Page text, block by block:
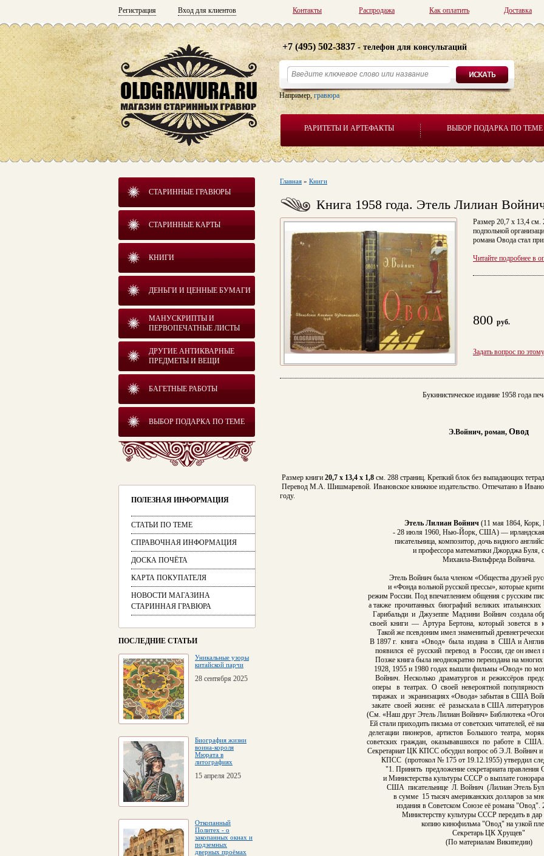
Регистрация Вход для клиентов Доставка
Как оплатить
Распродажа
Контакты
РАРИТЕТЫ И АРТЕФАКТЫ ВЫБОР ПОДАРКА ПО ТЕМЕ
+7 (495) 502-3837- телефон для консультаций
Например, гравюра
СТАРИННЫЕ ГРАВЮРЫ
СТАРИННЫЕ КАРТЫ
КНИГИ
ДЕНЬГИ И ЦЕННЫЕ БУМАГИ
МАНУСКРИПТЫ И
ПЕРВОПЕЧАТНЫЕ ЛИСТЫ
ДРУГИЕ АНТИКВАРНЫЕ
ПРЕДМЕТЫ И ВЕЩИ
БАГЕТНЫЕ РАБОТЫ
ВЫБОР ПОДАРКА ПО ТЕМЕ
ПОЛЕЗНАЯ ИНФОРМАЦИЯ
СТАТЬИ ПО ТЕМЕ
СПРАВОЧНАЯ ИНФОРМАЦИЯ
ДОСКА ПОЧЁТА
КАРТА ПОКУПАТЕЛЯ
НОВОСТИ МАГАЗИНА
СТАРИННАЯ ГРАВЮРА
ПОСЛЕДНИЕ СТАТЬИ
Уникальные узоры
китайской парчи
28 сентября 2025
Биография жизни
воина-короля
Мюрата в
литографиях
15 апреля 2025
Откопанный
Политех - о
закопанных окнах и
подземных
дверных проёмах
Главная » Книги
Книга 1958 года. Этель Лилиан
Размер 20,7 х 13,4 см.
подпольной
романа Овода стал
Читайте подробнее в
800 руб.
Задать вопрос по
Букинистическое издание 1958 года
Э.Войнич, роман, Овод
Размер книги 20,7 х 13,4 х 1,8 см. 288 страниц. Крепкий блок без выпадающих
Перевод М.А. Шишмаревой. Ивановское книжное издательство. Отпечатано в
году.
Этель Лилиан Войнич (11 мая 1864, Корк,
- 28 июля 1960, Нью-Йорк, США) — ирландская
писательница, композитор, дочь видного
и профессора математики Джорджа Буля,
Михаила-Вильфреда Войнича.
Этель Войнич была членом «Общества друзей
и «Фонда вольной русской прессы», которые
режим России. Под впечатлением общения с русским
а также прочитанных биографий великих
Гарибальди и Джузеппе Мадзини Войнич создала
своей книги — Артура Бертона, который зовется в
Такой же псевдоним имел знаменитый
В 1897 г. книга «Овод» была издана в США и
появился её русский перевод в России, где он имел
Позже книга была неоднократно переиздана на
1928, 1955 и 1980 годах вышли фильмы «Овод» по
Войнич. Несколько драматургов и режиссёров
оперы в театрах. О своей невероятной
тиражах и экранизациях «Овода» забытая в США
закате своей жизни: её разыскала в США
(См. «Наш друг Этель Лилиан Войнич» Библиотека
Ей стали приходить письма от советских читателей, её
делегации пионеров, артистов Большого театра,
советских граждан, оказывавшихся по работе в США.
Секретариат ЦК КПСС обсудил вопрос об Э.Л. Войнич
КПСС (протокол № 175 от 19.12.1955) утвердил
"1. Принять предложение секретариата правления
и Министерства культуры СССР о выплате
США писательнице Л. Войнич (Лилиан Этель Буль
в сумме 15 тысяч американских долларов за
издания в Советском Союзе её романа "Овод".
Министерству культуры СССР передать в
копию кинофильма "Овод" на узкой
Секретарь ЦК Хрущев"
(По материалам Википедии)